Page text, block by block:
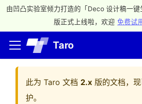
由凹凸实验室倾力打造的「Deco 设计稿一
版正式上线啦，欢迎 免费试
Taro
此为 Taro 文档 2.x 版的文档，
护。